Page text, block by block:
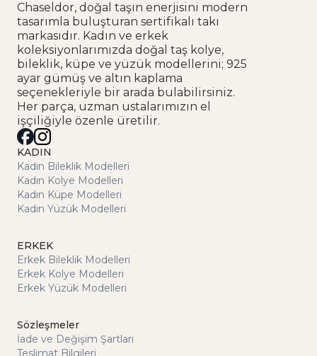
Chaseldor, doğal taşın enerjisini modern
tasarımla buluşturan sertifikalı takı
markasıdır. Kadın ve erkek
koleksiyonlarımızda doğal taş kolye,
bileklik, küpe ve yüzük modellerini; 925
ayar gümüş ve altın kaplama
seçenekleriyle bir arada bulabilirsiniz.
Her parça, uzman ustalarımızın el
işçiliğiyle özenle üretilir.
KADIN
Kadın Bileklik Modelleri
Kadın Kolye Modelleri
Kadın Küpe Modelleri
Kadın Yüzük Modelleri
ERKEK
Erkek Bileklik Modelleri
Erkek Kolye Modelleri
Erkek Yüzük Modelleri
Sözleşmeler
İade ve Değişim Şartları
Teslimat Bilgileri